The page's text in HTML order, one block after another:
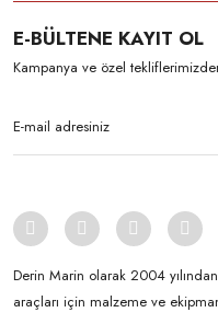
E-BÜLTENE KAYIT OL
Kampanya ve özel
Derin Marin olarak 2004
araçları için malzeme ve